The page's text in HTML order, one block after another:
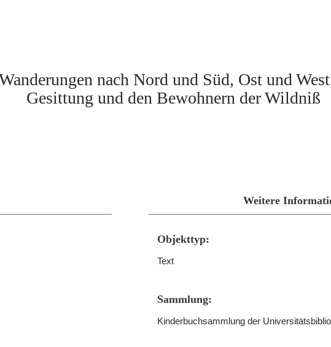
nach Nord und Süd, Ost und
Gesittung und den Bewohnern der Wildniß
Weitere
Objekttyp:
Text
Sammlung:
Kinderbuchsammlung der